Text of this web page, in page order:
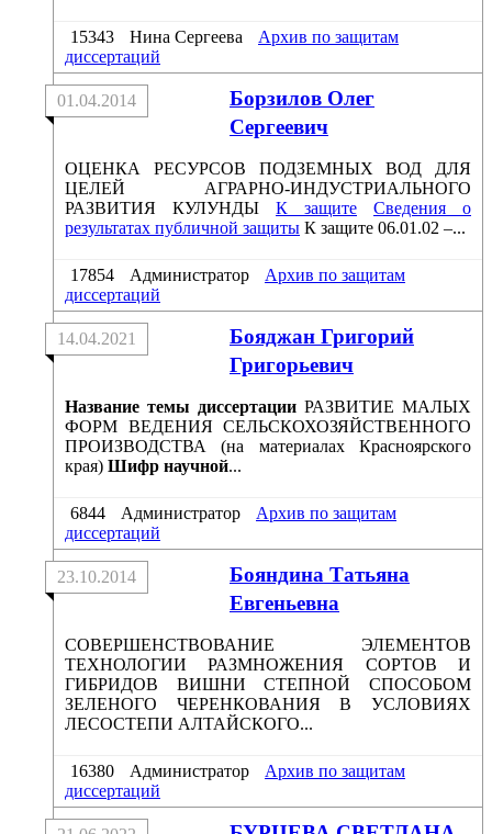
15343 Нина Сергеева
Архив по защитам
диссертаций
Борзилов Олег
Сергеевич
01.04.2014
ОЦЕНКА РЕСУРСОВ ПОДЗЕМНЫХ ВОД ДЛЯ
ЦЕЛЕЙ АГРАРНО-ИНДУСТРИАЛЬНОГО
РАЗВИТИЯ КУЛУНДЫ К защите
Сведения о
результатах публичной защиты К защите 06.01.02 –...
17854 Администратор
Архив по защитам
диссертаций
Бояджан Григорий
Григорьевич
14.04.2021
Название темы диссертации РАЗВИТИЕ МАЛЫХ
ФОРМ ВЕДЕНИЯ СЕЛЬСКОХОЗЯЙСТВЕННОГО
ПРОИЗВОДСТВА (на материалах Красноярского
края) Шифр научной...
6844 Администратор
Архив по защитам
диссертаций
Бояндина Татьяна
Евгеньевна
23.10.2014
СОВЕРШЕНСТВОВАНИЕ ЭЛЕМЕНТОВ
ТЕХНОЛОГИИ РАЗМНОЖЕНИЯ СОРТОВ И
ГИБРИДОВ ВИШНИ СТЕПНОЙ СПОСОБОМ
ЗЕЛЕНОГО ЧЕРЕНКОВАНИЯ В УСЛОВИЯХ
ЛЕСОСТЕПИ АЛТАЙСКОГО...
16380 Администратор
Архив по защитам
диссертаций